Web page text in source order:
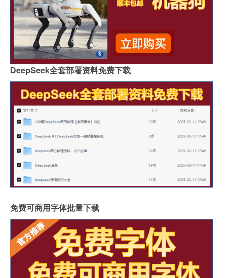
DeepSeek全套部署资料免费下载
免费可商用字体批量下载